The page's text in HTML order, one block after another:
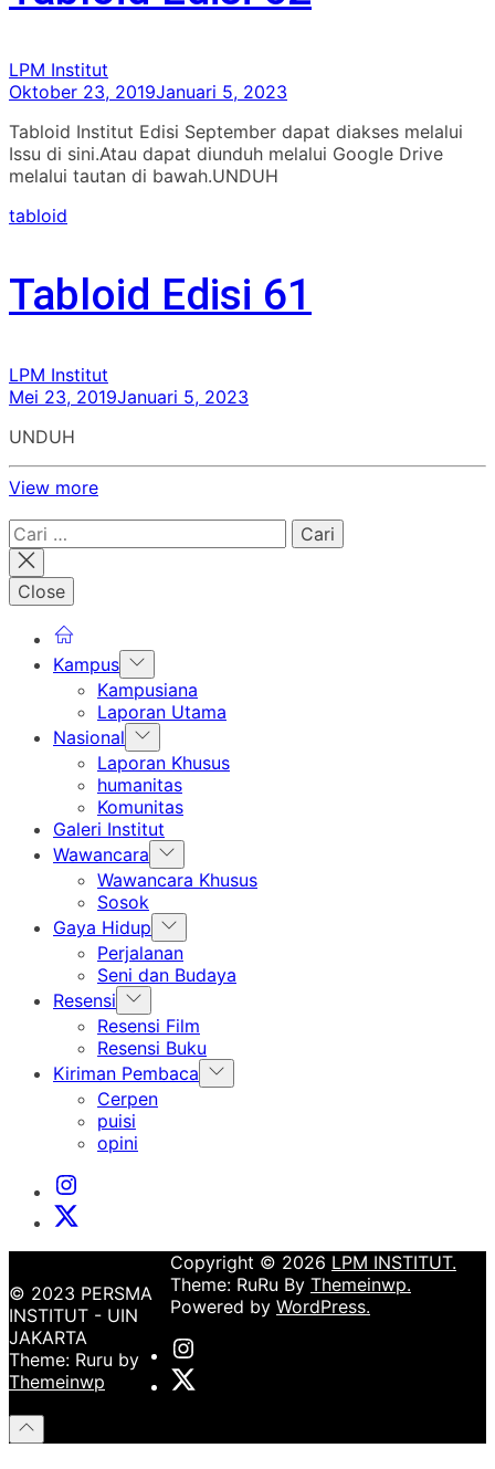
LPM Institut
Oktober 23, 2019Januari 5, 2023
Tabloid Institut Edisi September dapat diakses melalui
Issu di sini.Atau dapat diunduh melalui Google Drive
melalui tautan di bawah.UNDUH
tabloid
Tabloid Edisi 61
LPM Institut
Mei 23, 2019Januari 5, 2023
UNDUH
View more
Cari
untuk:
Close
Kampus Show
sub
menu
Kampusiana
Laporan Utama
Nasional Show
sub
menu
Laporan Khusus
humanitas
Komunitas
Galeri Institut
Wawancara Show
sub
Wawancara Khusus
Sosok
Gaya Hidup Show
sub
menu
Perjalanan
Seni dan Budaya
Resensi Show
sub
menu
Resensi Film
Resensi Buku
Kiriman Pembaca Show
sub
Cerpen
puisi
opini
Instagram
Institut
X
© 2023 PERSMA
INSTITUT - UIN
JAKARTA
Theme: Ruru by
Themeinwp
Copyright © 2026 LPM INSTITUT.
Theme: RuRu By Themeinwp.
Powered by WordPress.
Instagram
Institut
X